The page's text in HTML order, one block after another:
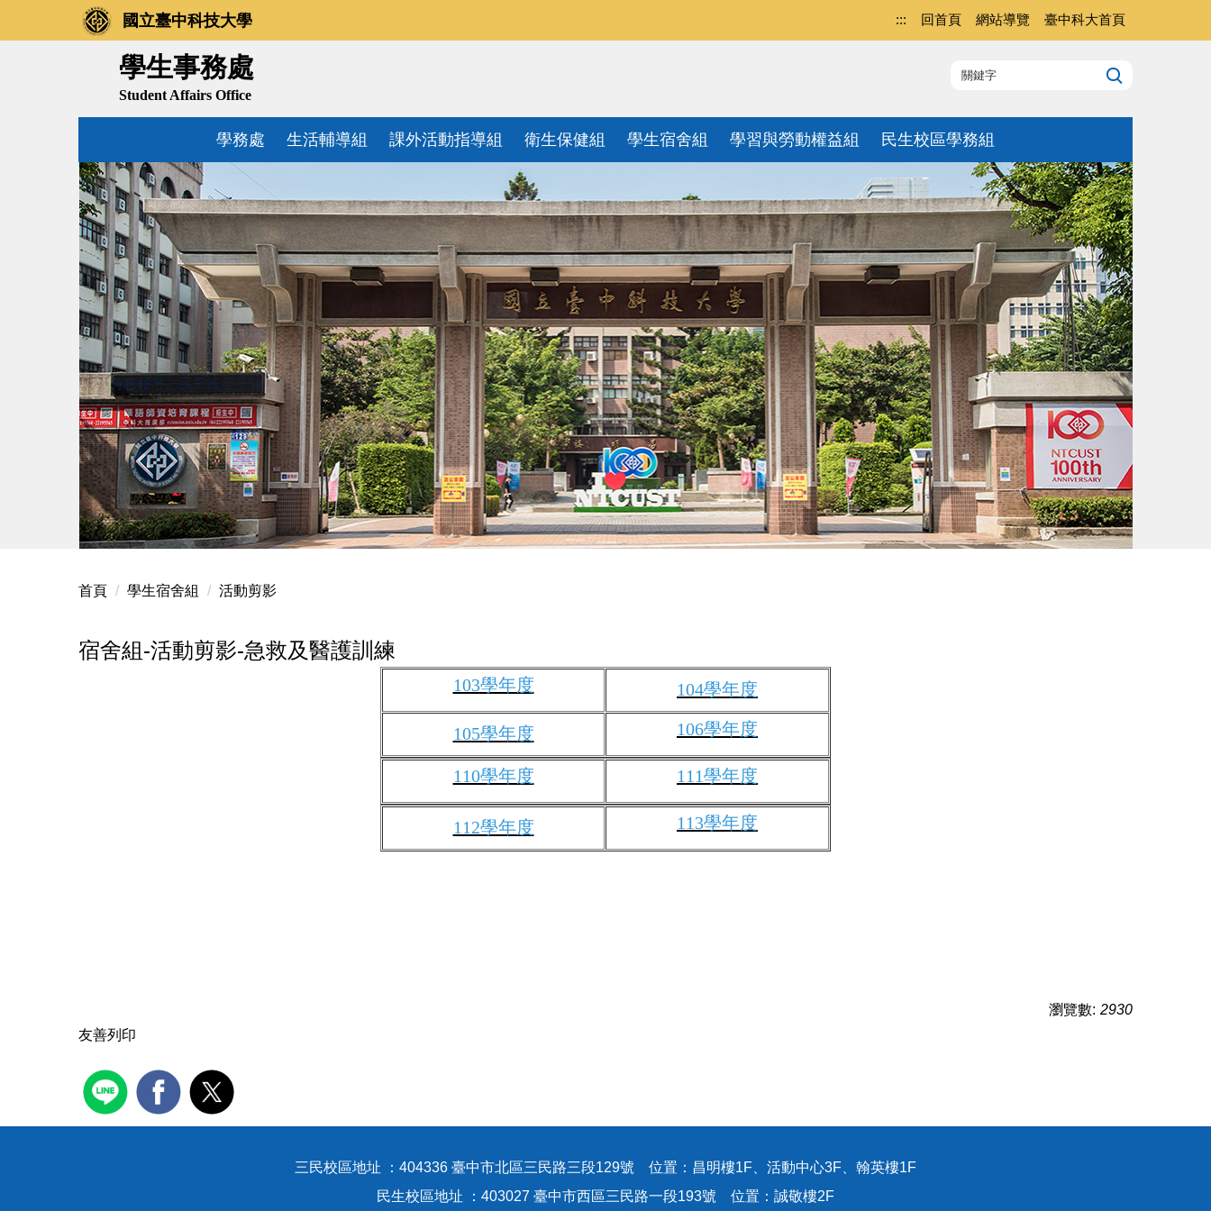
國立臺中科技大學
學生事務處
Student Affairs Office
學務處 生活輔導組 課外活動指導組 衛生保健組 學生宿舍組 學習與勞動權益組 民生校區學務組
::: 回首頁 網站導覽 臺中科大首頁
首頁 學生宿舍組 活動剪影
宿舍組-活動剪影-急救及醫護訓練
103學年度 104學年度
105學年度 106學年度
110學年度 111學年度
112學年度 113學年度
瀏覽數: 2930
友善列印
三民校區地址 ：404336 臺中市北區三民路三段129號 位置：昌明樓1F、活動中心3F、翰英樓1F
民生校區地址 ：403027 臺中市西區三民路一段193號 位置：誠敬樓2F